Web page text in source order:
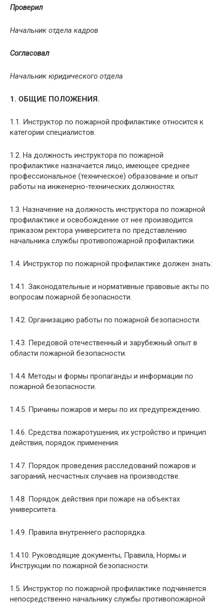
Проверил
Начальник отдела кадров
Согласовал
Начальник юридического отдела
1. ОБЩИЕ ПОЛОЖЕНИЯ.
1.1. Инструктор по пожарной профилактике относится к
категории специалистов.
1.2. На должность инструктора по пожарной
профилактике назначается лицо, имеющее среднее
профессиональное (техническое) образование и опыт
работы на инженерно-технических должностях.
1.3. Назначение на должность инструктора по пожарной
профилактике и освобождение от нее производится
приказом ректора университета по представлению
начальника службы противопожарной профилактики.
1.4. Инструктор по пожарной профилактике должен знать:
1.4.1. Законодательные и нормативные правовые акты по
вопросам пожарной безопасности.
1.4.2. Организацию работы по пожарной безопасности.
1.4.3. Передовой отечественный и зарубежный опыт в
области пожарной безопасности.
1.4.4. Методы и формы пропаганды и информации по
пожарной безопасности.
1.4.5. Причины пожаров и меры по их предупреждению.
1.4.6. Средства пожаротушения, их устройство и принцип
действия, порядок применения.
1.4.7. Порядок проведения расследований пожаров и
загораний, несчастных случаев на производстве.
1.4.8. Порядок действия при пожаре на объектах
университета.
1.4.9. Правила внутреннего распорядка.
1.4.10. Руководящие документы, Правила, Нормы и
Инструкции по пожарной безопасности.
1.5. Инструктор по пожарной профилактике подчиняется
непосредственно начальнику службы противопожарной